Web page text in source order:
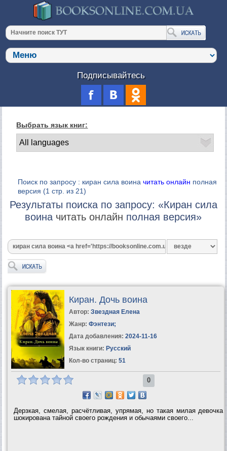
Подписывайтесь
Выбрать язык книг:
Поиск по запросу : киран сила воиначитать онлайн полная
версия (1 стр. из 21)
Результаты поиска по запросу: «Киран сила
воина читать онлайн полная версия»
Киран. Дочь воина
Автор: Звездная Елена
Жанр: Фэнтези;
Дата добавления: 2024-11-16
Язык книги: Русский
Кол-во страниц: 51
0
Дерзкая, смелая, расчётливая, упрямая, но такая милая девочка
шокирована тайной своего рождения и обычаями своего...